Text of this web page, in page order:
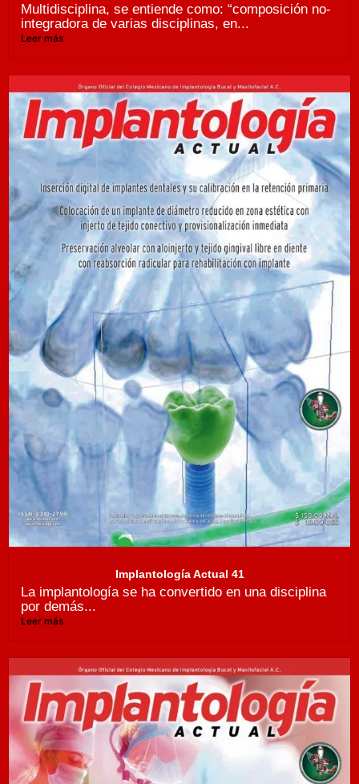
Multidisciplina, se entiende como: “composición no-
integradora de varias disciplinas, en...
Leer más
Implantología Actual 41
La implantología se ha convertido en una disciplina
por demás...
Leer más